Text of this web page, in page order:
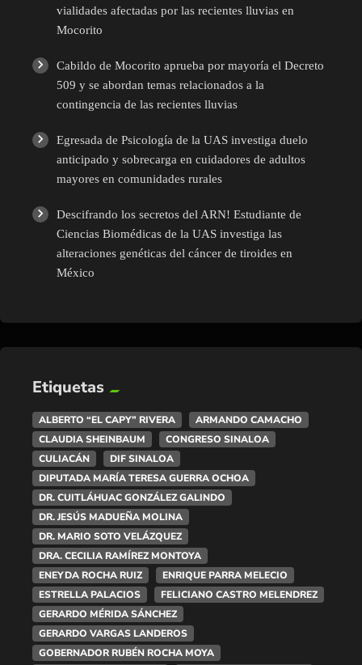
vialidades afectadas por las recientes lluvias en
Mocorito
Cabildo de Mocorito aprueba por mayoría el Decreto
509 y se abordan temas relacionados a la
contingencia de las recientes lluvias
Egresada de Psicología de la UAS investiga duelo
anticipado y sobrecarga en cuidadores de adultos
mayores en comunidades rurales
Descifrando los secretos del ARN! Estudiante de
Ciencias Biomédicas de la UAS investiga las
alteraciones genéticas del cáncer de tiroides en
México
Etiquetas
ALBERTO “EL CAPY” RIVERA
ARMANDO CAMACHO
CLAUDIA SHEINBAUM
CONGRESO SINALOA
CULIACÁN
DIF SINALOA
DIPUTADA MARÍA TERESA GUERRA OCHOA
DR. CUITLÁHUAC GONZÁLEZ GALINDO
DR. JESÚS MADUEÑA MOLINA
DR. MARIO SOTO VELÁZQUEZ
DRA. CECILIA RAMÍREZ MONTOYA
ENEYDA ROCHA RUIZ
ENRIQUE PARRA MELECIO
ESTRELLA PALACIOS
FELICIANO CASTRO MELENDREZ
GERARDO MÉRIDA SÁNCHEZ
GERARDO VARGAS LANDEROS
GOBERNADOR RUBÉN ROCHA MOYA